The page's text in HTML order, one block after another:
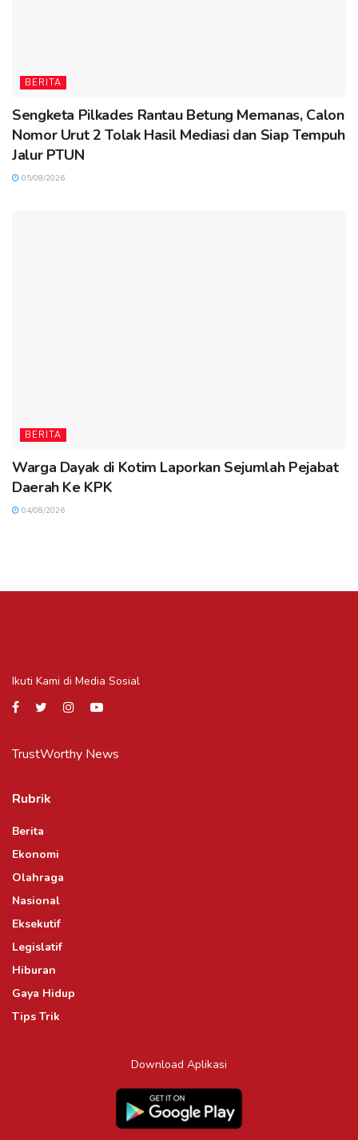
BERITA
Sengketa Pilkades Rantau Betung Memanas, Calon
Nomor Urut 2 Tolak Hasil Mediasi dan Siap Tempuh
Jalur PTUN
05/08/2026
BERITA
Warga Dayak di Kotim Laporkan Sejumlah Pejabat
Daerah Ke KPK
04/08/2026
Ikuti Kami di Media Sosial
TrustWorthy News
Rubrik
Berita
Ekonomi
Olahraga
Nasional
Eksekutif
Legislatif
Hiburan
Gaya Hidup
Tips Trik
Download Aplikasi